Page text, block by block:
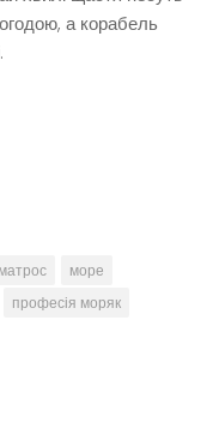
а корабель
матрос
море
професія моряк